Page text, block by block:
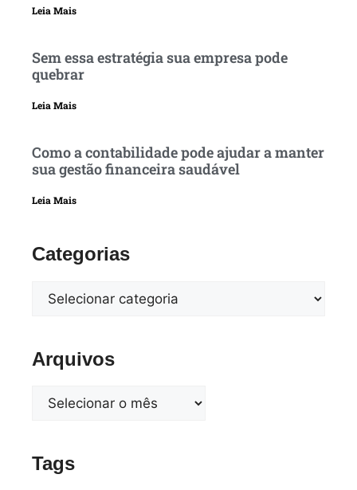
Leia Mais
Sem essa estratégia sua empresa pode
quebrar
Leia Mais
Como a contabilidade pode ajudar a manter
sua gestão financeira saudável
Leia Mais
Categorias
Arquivos
Tags